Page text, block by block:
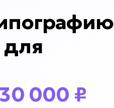
000 ₽